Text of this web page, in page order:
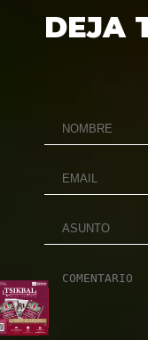
DEJA